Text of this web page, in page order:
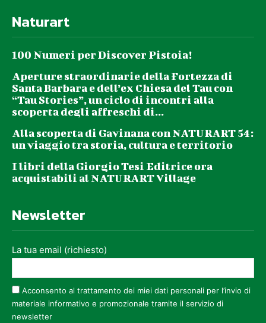
L’Ortolano di Vignole
14:00
Naturart
100 Numeri per Discover Pistoia!
Aperture straordinarie della Fortezza di
Santa Barbara e dell’ex Chiesa del Tau con
“Tau Stories”, un ciclo di incontri alla
scoperta degli affreschi di...
Alla scoperta di Gavinana con NATURART 54:
un viaggio tra storia, cultura e territorio
I libri della Giorgio Tesi Editrice ora
acquistabili al NATURART Village
Newsletter
La tua email (richiesto)
Acconsento al trattamento dei miei dati personali per l’invio di
materiale informativo e promozionale tramite il servizio di
newsletter